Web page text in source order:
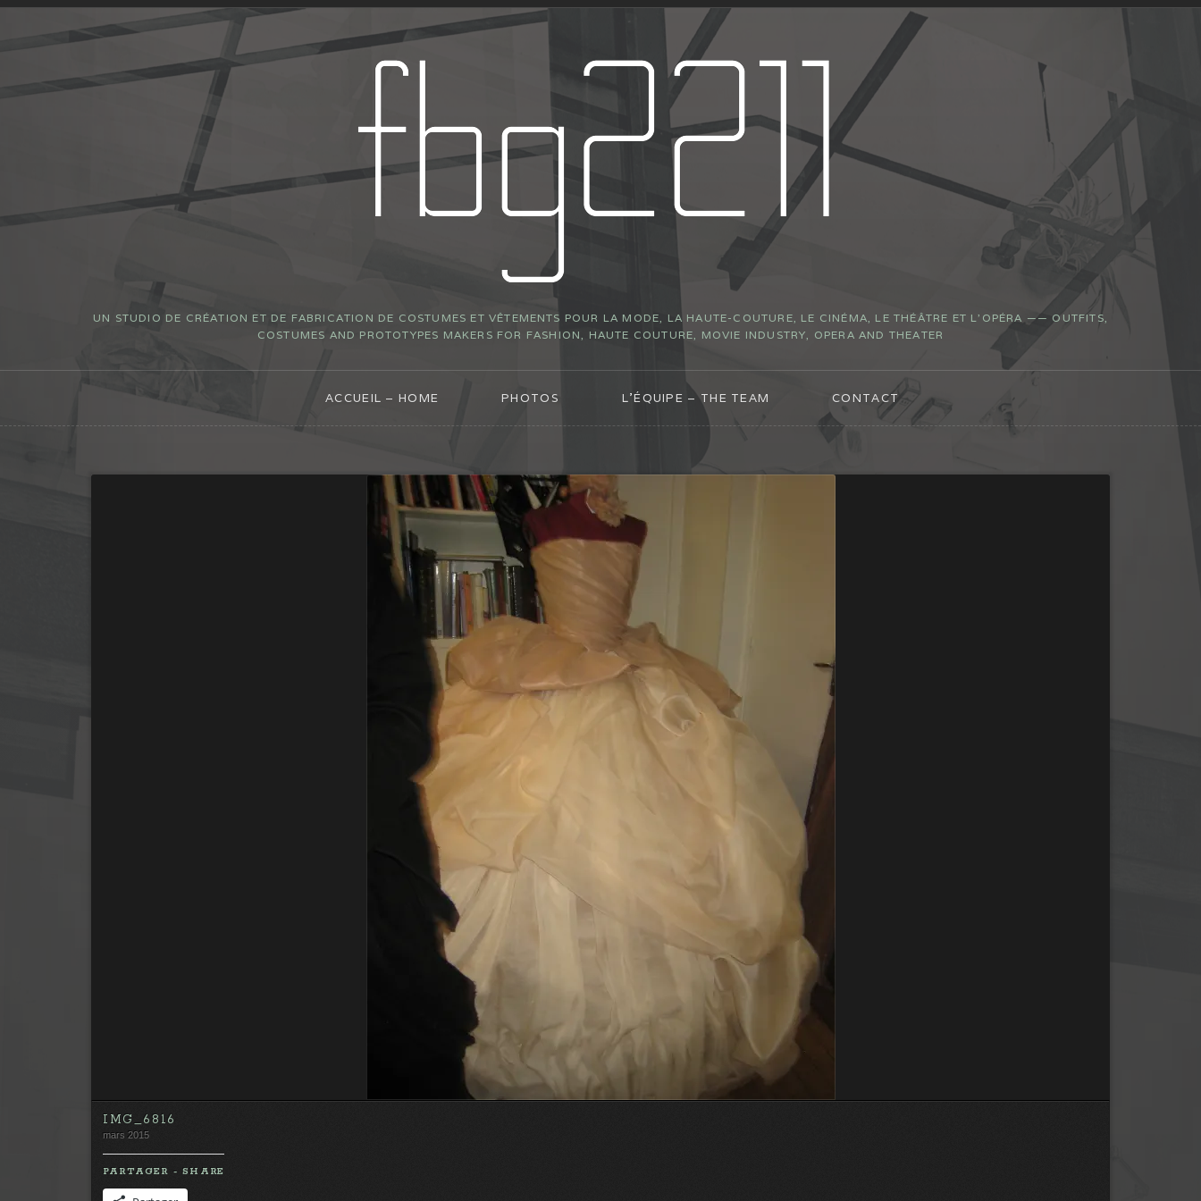
UN STUDIO DE CRÉATION ET DE FABRICATION DE COSTUMES ET VÊTEMENTS POUR LA MODE, LA HAUTE-COUTURE, LE CINÉMA, LE THÉÂTRE ET L’OPÉRA —— OUTFITS,
COSTUMES AND PROTOTYPES MAKERS FOR FASHION, HAUTE COUTURE, MOVIE INDUSTRY, OPERA AND THEATER
ACCUEIL – HOME PHOTOS L’ÉQUIPE – THE TEAM CONTACT
IMG_6816
mars 2015
PARTAGER - SHARE